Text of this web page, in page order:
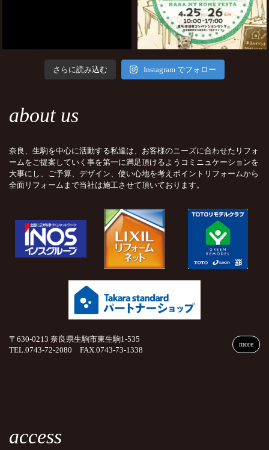
さらに読み込む Instagram でフォロー
about us
奈良、生駒を中心に活動する私達は、お客様のニーズに合わせたリフォ
ームをご提案していく事を第一に満足頂けるようコミニュケーションを
大事にし、ご予算、デザイン、使い心地を考えポイントリフォームから
全面リフォームまで当社は施工させて頂いております。
〒630-0213 奈良県生駒市東生駒1-535
TEL.0743-72-2080 FAX.0743-73-1338
more
access